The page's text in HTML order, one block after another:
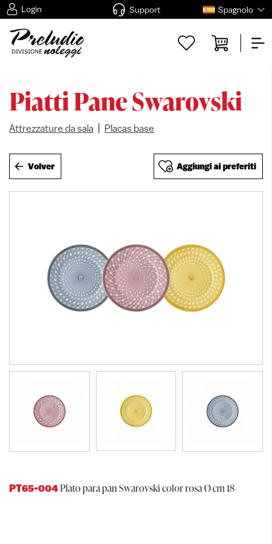
Login Support Spagnolo
Piatti Pane Swarovski
Attrezzature da sala Placas base
Volver Aggiungi ai preferiti
PT65-004Plato para pan Swarovski color rosa Ø cm 18